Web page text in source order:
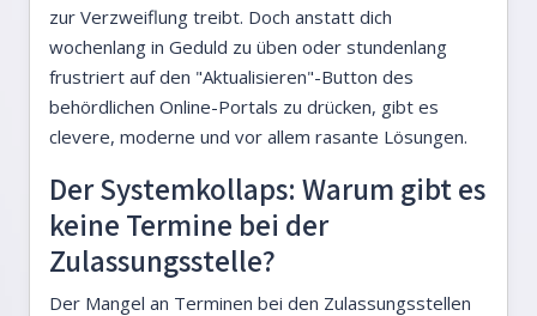
zur Verzweiflung treibt. Doch anstatt dich
wochenlang in Geduld zu üben oder stundenlang
frustriert auf den "Aktualisieren"-Button des
behördlichen Online-Portals zu drücken, gibt es
clevere, moderne und vor allem rasante Lösungen.
Der Systemkollaps: Warum gibt es
keine Termine bei der
Zulassungsstelle?
Der Mangel an Terminen bei den Zulassungsstellen